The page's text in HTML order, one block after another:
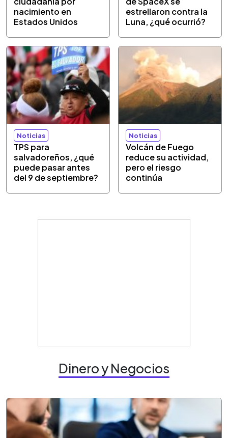
nacimiento en
Estados Unidos
estrellaron contra la
Luna, ¿qué ocurrió?
Noticias
TPS para
salvadoreños, ¿qué
puede pasar antes
del 9 de septiembre?
Noticias
Volcán de Fuego
reduce su actividad,
pero el riesgo
continúa
Dinero y Negocios